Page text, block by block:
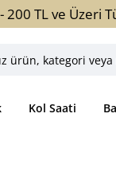
200 TL ve Üzeri
Kol Saati